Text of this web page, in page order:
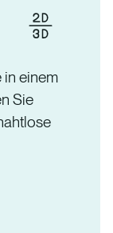
einem
Sie